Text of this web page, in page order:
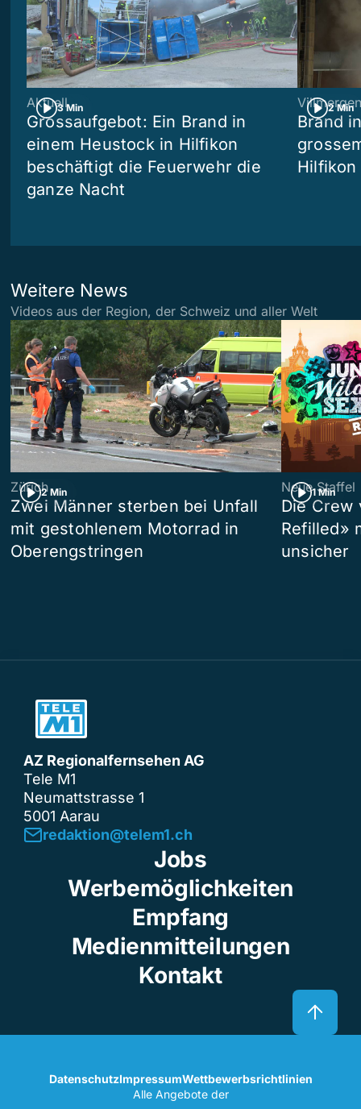
3 Min
Aktuell
Grossaufgebot: Ein Brand in
einem Heustock in Hilfikon
beschäftigt die Feuerwehr die
ganze Nacht
2 Min
Villmergen
Brand
Hilfikon
Weitere News
Videos aus der Region, der Schweiz und aller Welt
2 Min
Zürich
Zwei Männer sterben bei Unfall
mit gestohlenem Motorrad in
Oberengstringen
1 Min
Neue Staffel
Die Crew
Refilled»
unsicher
AZ Regionalfernsehen AG
Tele M1
Neumattstrasse 1
5001 Aarau
redaktion@telem1.ch
Jobs
Werbemöglichkeiten
Empfang
Medienmitteilungen
Kontakt
DatenschutzImpressumWettbewerbsrichtlinien
Alle Angebote der